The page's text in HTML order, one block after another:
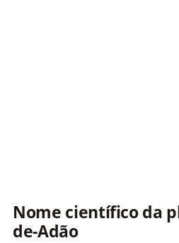
Nome científico da
de-Adão